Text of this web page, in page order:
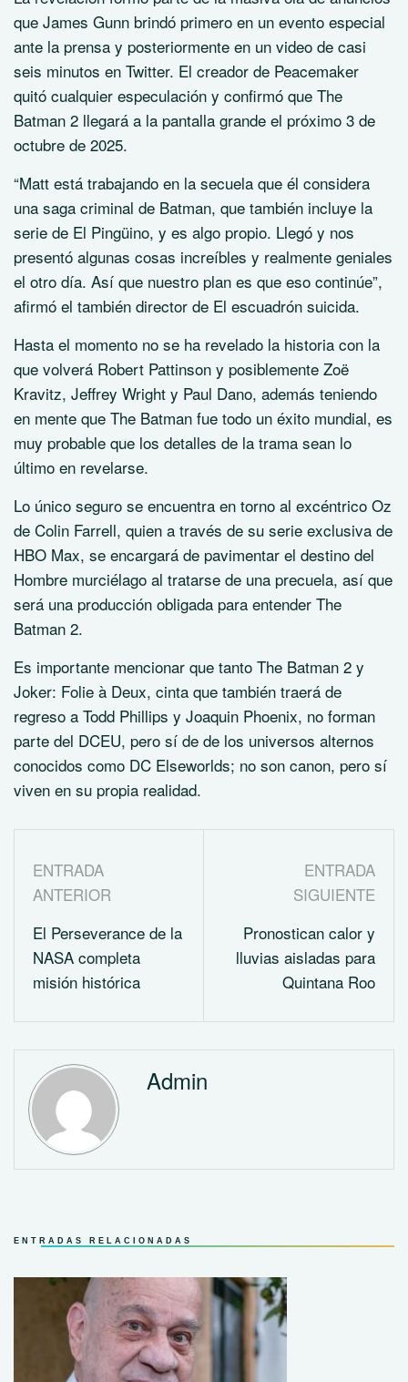
que James Gunn brindó primero en un evento especial
ante la prensa y posteriormente en un video de casi
seis minutos en Twitter. El creador de Peacemaker
quitó cualquier especulación y confirmó que The
Batman 2 llegará a la pantalla grande el próximo 3 de
octubre de 2025.
“Matt está trabajando en la secuela que él considera
una saga criminal de Batman, que también incluye la
serie de El Pingüino, y es algo propio. Llegó y nos
presentó algunas cosas increíbles y realmente geniales
el otro día. Así que nuestro plan es que eso continúe”,
afirmó el también director de El escuadrón suicida.
Hasta el momento no se ha revelado la historia con la
que volverá Robert Pattinson y posiblemente Zoë
Kravitz, Jeffrey Wright y Paul Dano, además teniendo
en mente que The Batman fue todo un éxito mundial, es
muy probable que los detalles de la trama sean lo
último en revelarse.
Lo único seguro se encuentra en torno al excéntrico Oz
de Colin Farrell, quien a través de su serie exclusiva de
HBO Max, se encargará de pavimentar el destino del
Hombre murciélago al tratarse de una precuela, así que
será una producción obligada para entender The
Batman 2.
Es importante mencionar que tanto The Batman 2 y
Joker: Folie à Deux, cinta que también traerá de
regreso a Todd Phillips y Joaquin Phoenix, no forman
parte del DCEU, pero sí de de los universos alternos
conocidos como DC Elseworlds; no son canon, pero sí
viven en su propia realidad.
ENTRADA
ANTERIOR
El Perseverance de la
NASA completa
misión histórica
ENTRADA
SIGUIENTE
Pronostican calor y
lluvias aisladas para
Quintana Roo
Admin
ENTRADAS RELACIONADAS